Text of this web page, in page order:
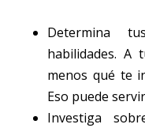
Determina
habilidades. A
menos qué te
Eso puede
Investiga